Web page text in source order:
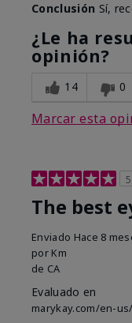
Conclusión Sí,
¿Le ha
opinión?
14 0
Marcar esta
5
The best
Enviado Hace 8
por Km
de CA
Evaluado en
marykay.com/en-us/